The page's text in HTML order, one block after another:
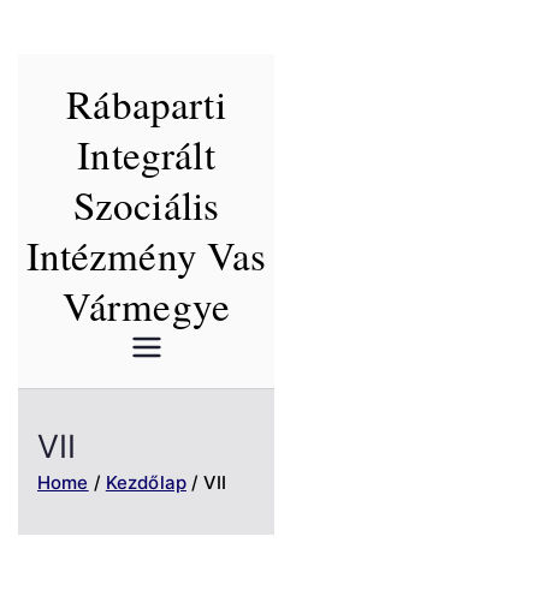
Rábaparti
Integrált
Szociális
Intézmény Vas
Vármegye
VII
Home Kezdőlap VII